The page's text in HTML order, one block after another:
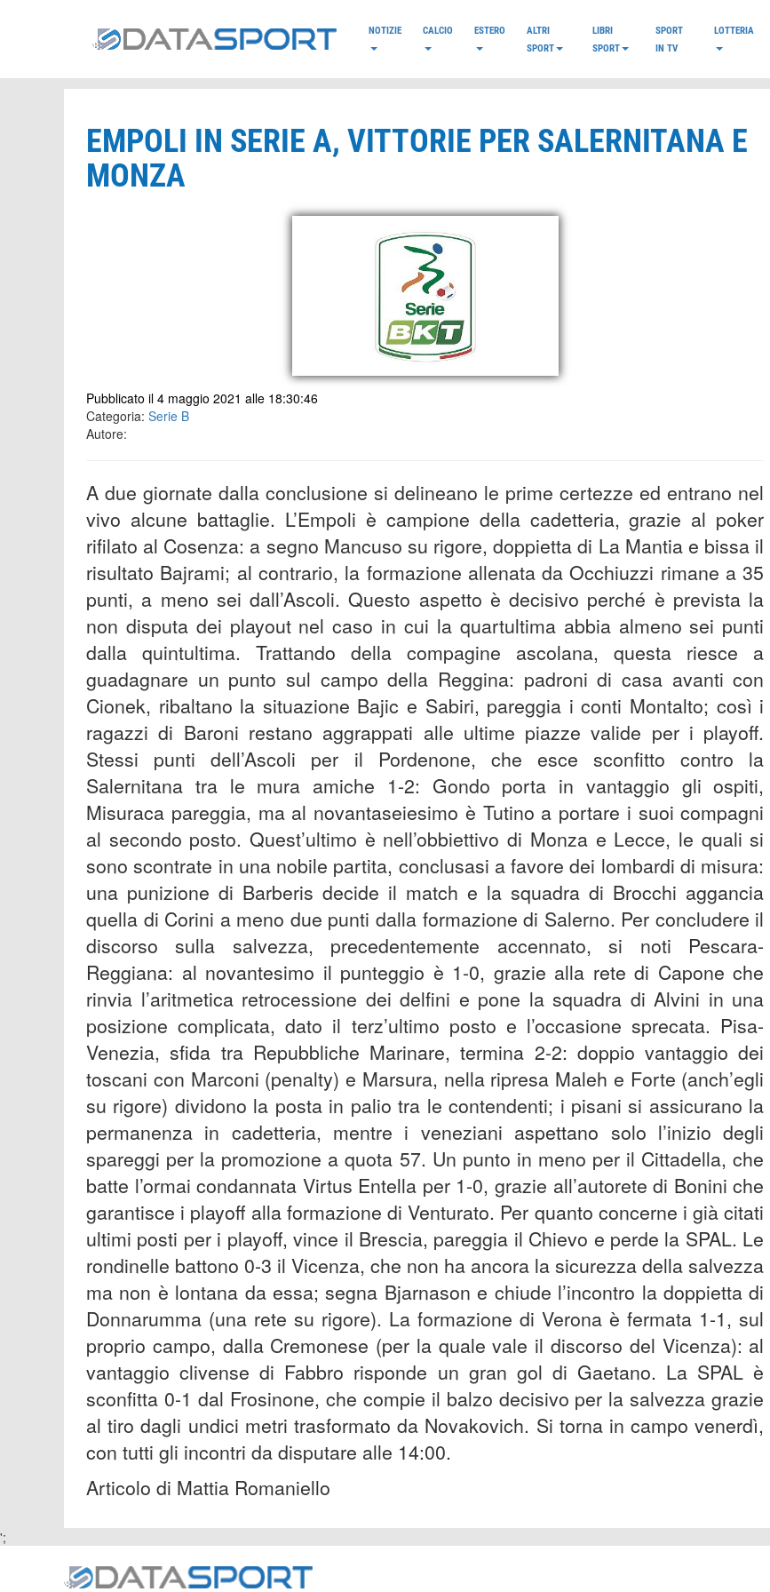
NOTIZIE CALCIO ESTERO
ALTRI
SPORT
LIBRI
SPORT
SPORT
IN TV
LOTTERIA
EMPOLI IN SERIE A, VITTORIE PER SALERNITANA E
MONZA
Pubblicato il 4 maggio 2021 alle 18:30:46
Categoria: Serie B
Autore:
A due giornate dalla conclusione si delineano le prime certezze ed entrano nel
vivo alcune battaglie. L’Empoli è campione della cadetteria, grazie al poker
rifilato al Cosenza: a segno Mancuso su rigore, doppietta di La Mantia e bissa il
risultato Bajrami; al contrario, la formazione allenata da Occhiuzzi rimane a 35
punti, a meno sei dall’Ascoli. Questo aspetto è decisivo perché è prevista la
non disputa dei playout nel caso in cui la quartultima abbia almeno sei punti
dalla quintultima. Trattando della compagine ascolana, questa riesce a
guadagnare un punto sul campo della Reggina: padroni di casa avanti con
Cionek, ribaltano la situazione Bajic e Sabiri, pareggia i conti Montalto; così i
ragazzi di Baroni restano aggrappati alle ultime piazze valide per i playoff.
Stessi punti dell’Ascoli per il Pordenone, che esce sconfitto contro la
Salernitana tra le mura amiche 1-2: Gondo porta in vantaggio gli ospiti,
Misuraca pareggia, ma al novantaseiesimo è Tutino a portare i suoi compagni
al secondo posto. Quest’ultimo è nell’obbiettivo di Monza e Lecce, le quali si
sono scontrate in una nobile partita, conclusasi a favore dei lombardi di misura:
una punizione di Barberis decide il match e la squadra di Brocchi aggancia
quella di Corini a meno due punti dalla formazione di Salerno. Per concludere il
discorso sulla salvezza, precedentemente accennato, si noti Pescara-
Reggiana: al novantesimo il punteggio è 1-0, grazie alla rete di Capone che
rinvia l’aritmetica retrocessione dei delfini e pone la squadra di Alvini in una
posizione complicata, dato il terz’ultimo posto e l’occasione sprecata. Pisa-
Venezia, sfida tra Repubbliche Marinare, termina 2-2: doppio vantaggio dei
toscani con Marconi (penalty) e Marsura, nella ripresa Maleh e Forte (anch’egli
su rigore) dividono la posta in palio tra le contendenti; i pisani si assicurano la
permanenza in cadetteria, mentre i veneziani aspettano solo l’inizio degli
spareggi per la promozione a quota 57. Un punto in meno per il Cittadella, che
batte l’ormai condannata Virtus Entella per 1-0, grazie all’autorete di Bonini che
garantisce i playoff alla formazione di Venturato. Per quanto concerne i già citati
ultimi posti per i playoff, vince il Brescia, pareggia il Chievo e perde la SPAL. Le
rondinelle battono 0-3 il Vicenza, che non ha ancora la sicurezza della salvezza
ma non è lontana da essa; segna Bjarnason e chiude l’incontro la doppietta di
Donnarumma (una rete su rigore). La formazione di Verona è fermata 1-1, sul
proprio campo, dalla Cremonese (per la quale vale il discorso del Vicenza): al
vantaggio clivense di Fabbro risponde un gran gol di Gaetano. La SPAL è
sconfitta 0-1 dal Frosinone, che compie il balzo decisivo per la salvezza grazie
al tiro dagli undici metri trasformato da Novakovich. Si torna in campo venerdì,
con tutti gli incontri da disputare alle 14:00.
Articolo di Mattia Romaniello
';